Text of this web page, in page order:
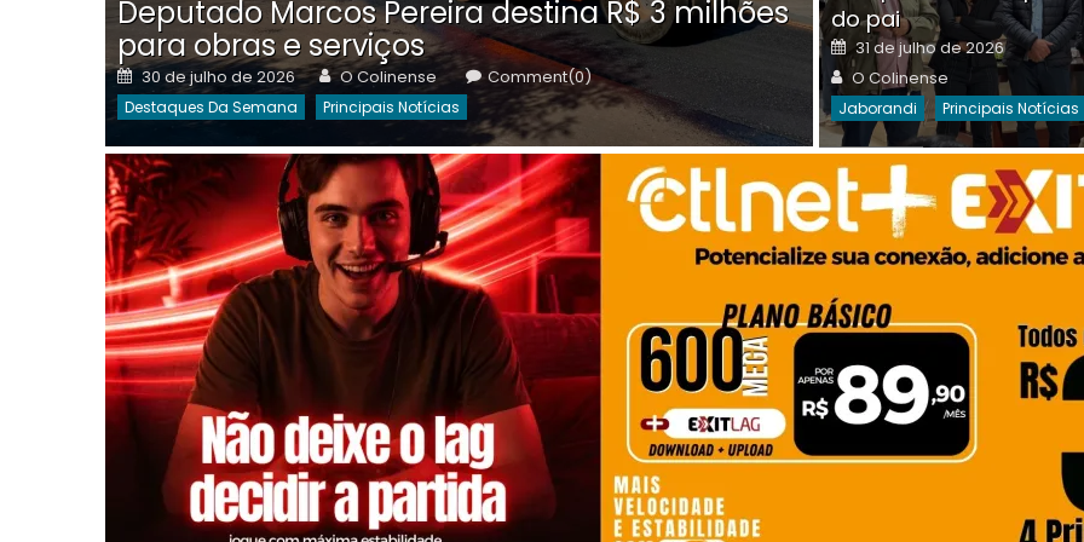
Deputado Marcos Pereira destina R$ 3 milhões
para obras e serviços
Posted
on
30 de julho de 2026 Author
O Colinense Comment(0)
Destaques Da Semana Principais Notícias
on
Destaques Da Semana
do pai
Posted
on
31 de julho de 2026
Author
O Colinense
Jaborandi Principais Notícias